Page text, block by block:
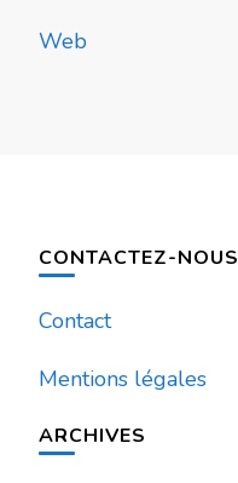
Web
CONTACTEZ-NOUS
Contact
Mentions légales
ARCHIVES